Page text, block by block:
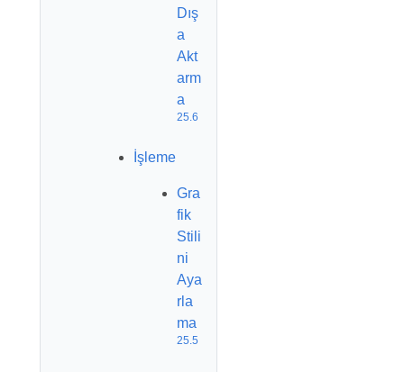
Dış
a
Akt
arm
a
25.6
İşleme
Gra
fik
Stili
ni
Aya
rla
ma
25.5